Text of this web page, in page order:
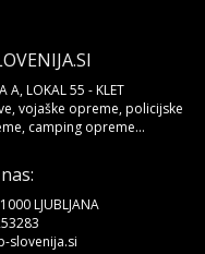
A, LOKAL 55 - KLET
vojaške opreme, policijske
camping opreme...
LJUBLJANA
slovenija.si